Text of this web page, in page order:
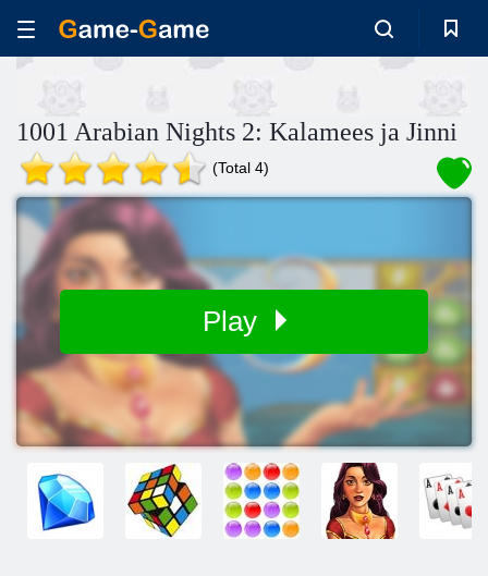
1001 Arabian Nights 2: Kalamees ja Jinni
(Total 4)
Play